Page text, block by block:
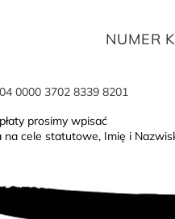
NUMER
0000 3702 8339 8201
prosimy wpisać
na cele statutowe, Imię i